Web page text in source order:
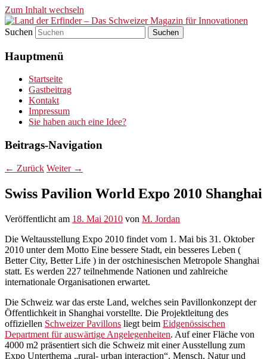
Zum Inhalt wechseln
Land der Erfinder – Das
Schweizer Magazin für
Innovationen
Suchen
Hauptmenü
Startseite
Gastbeitrag
Kontakt
Impressum
Sie haben auch eine Idee?
Beitrags-Navigation
← Zurück Weiter →
Swiss Pavilion World Expo 2010 Shanghai
Veröffentlicht am 18. Mai 2010 von M. Jordan
Die Weltausstellung Expo 2010 findet vom 1. Mai bis 31. Oktober
2010 unter dem Motto Eine bessere Stadt, ein besseres Leben (
Better City, Better Life ) in der ostchinesischen Metropole Shanghai
statt. Es werden 227 teilnehmende Nationen und zahlreiche
internationale Organisationen erwartet.
Die Schweiz war das erste Land, welches sein Pavillonkonzept der
Öffentlichkeit in Shanghai vorstellte. Die Projektleitung des
offiziellen Schweizer Pavillons liegt beim Eidgenössischen
Department für auswärtige Angelegenheiten. Auf einer Fläche von
4000 m2 präsentiert sich die Schweiz mit einer Ausstellung zum
Expo Unterthema „rural- urban interaction“. Mensch, Natur und